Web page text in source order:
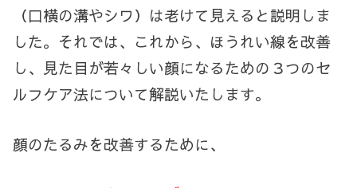
（口横の溝やシワ）は老けて見えると説明しま
した。それでは、これから、ほうれい線を改善
し、見た目が若々しい顔になるための３つのセ
ルフケア法について解説いたします。
顔のたるみを改善するために、